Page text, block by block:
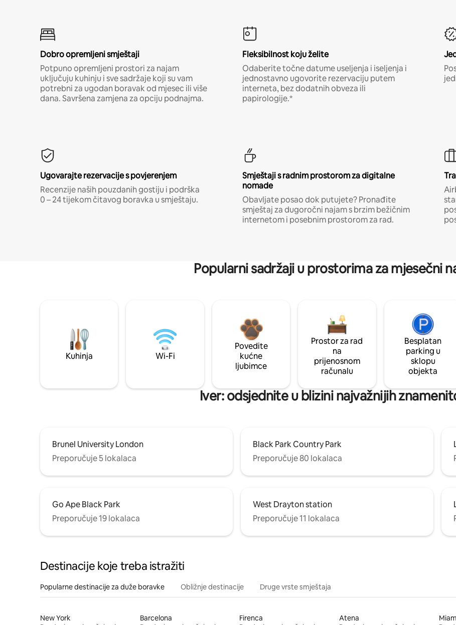
Dobro opremljeni smještaji
Potpuno opremljeni prostori za najam
uključuju kuhinju i sve sadržaje koji su vam
potrebni za ugodan boravak od mjesec ili više
dana. Savršena zamjena za opciju podnajma.
Fleksibilnost koju želite
Odaberite točne datume useljenja i iseljenja i
jednostavno ugovorite rezervaciju putem
interneta, bez dodatnih obveza ili
papirologije.*
Ugovarajte rezervacije s povjerenjem
Recenzije naših pouzdanih gostiju i podrška
0 – 24 tijekom čitavog boravka u smještaju.
Smještaji s radnim prostorom za digitalne
nomade
Obavljate posao dok putujete? Pronađite
smještaj za dugoročni najam s brzim bežičnim
internetom i posebnim prostorom za rad.
Popularni sadržaji u prostorima za mjesečni
Kuhinja Wi-Fi
Povedite
kućne
ljubimce
Prostor za rad
na
prijenosnom
računalu
Besplatan
parking u
sklopu
objekta
Iver: odsjednite u blizini najvažnijih
Brunel University London
Preporučuje 5 lokalaca
Black Park Country Park
Preporučuje 80 lokalaca
Go Ape Black Park
Preporučuje 19 lokalaca
West Drayton station
Preporučuje 11 lokalaca
Destinacije koje treba istražiti
Popularne destinacije za duže boravke Obližnje destinacije Druge vrste smještaja
New York
Barcelona
Firenca
Atena